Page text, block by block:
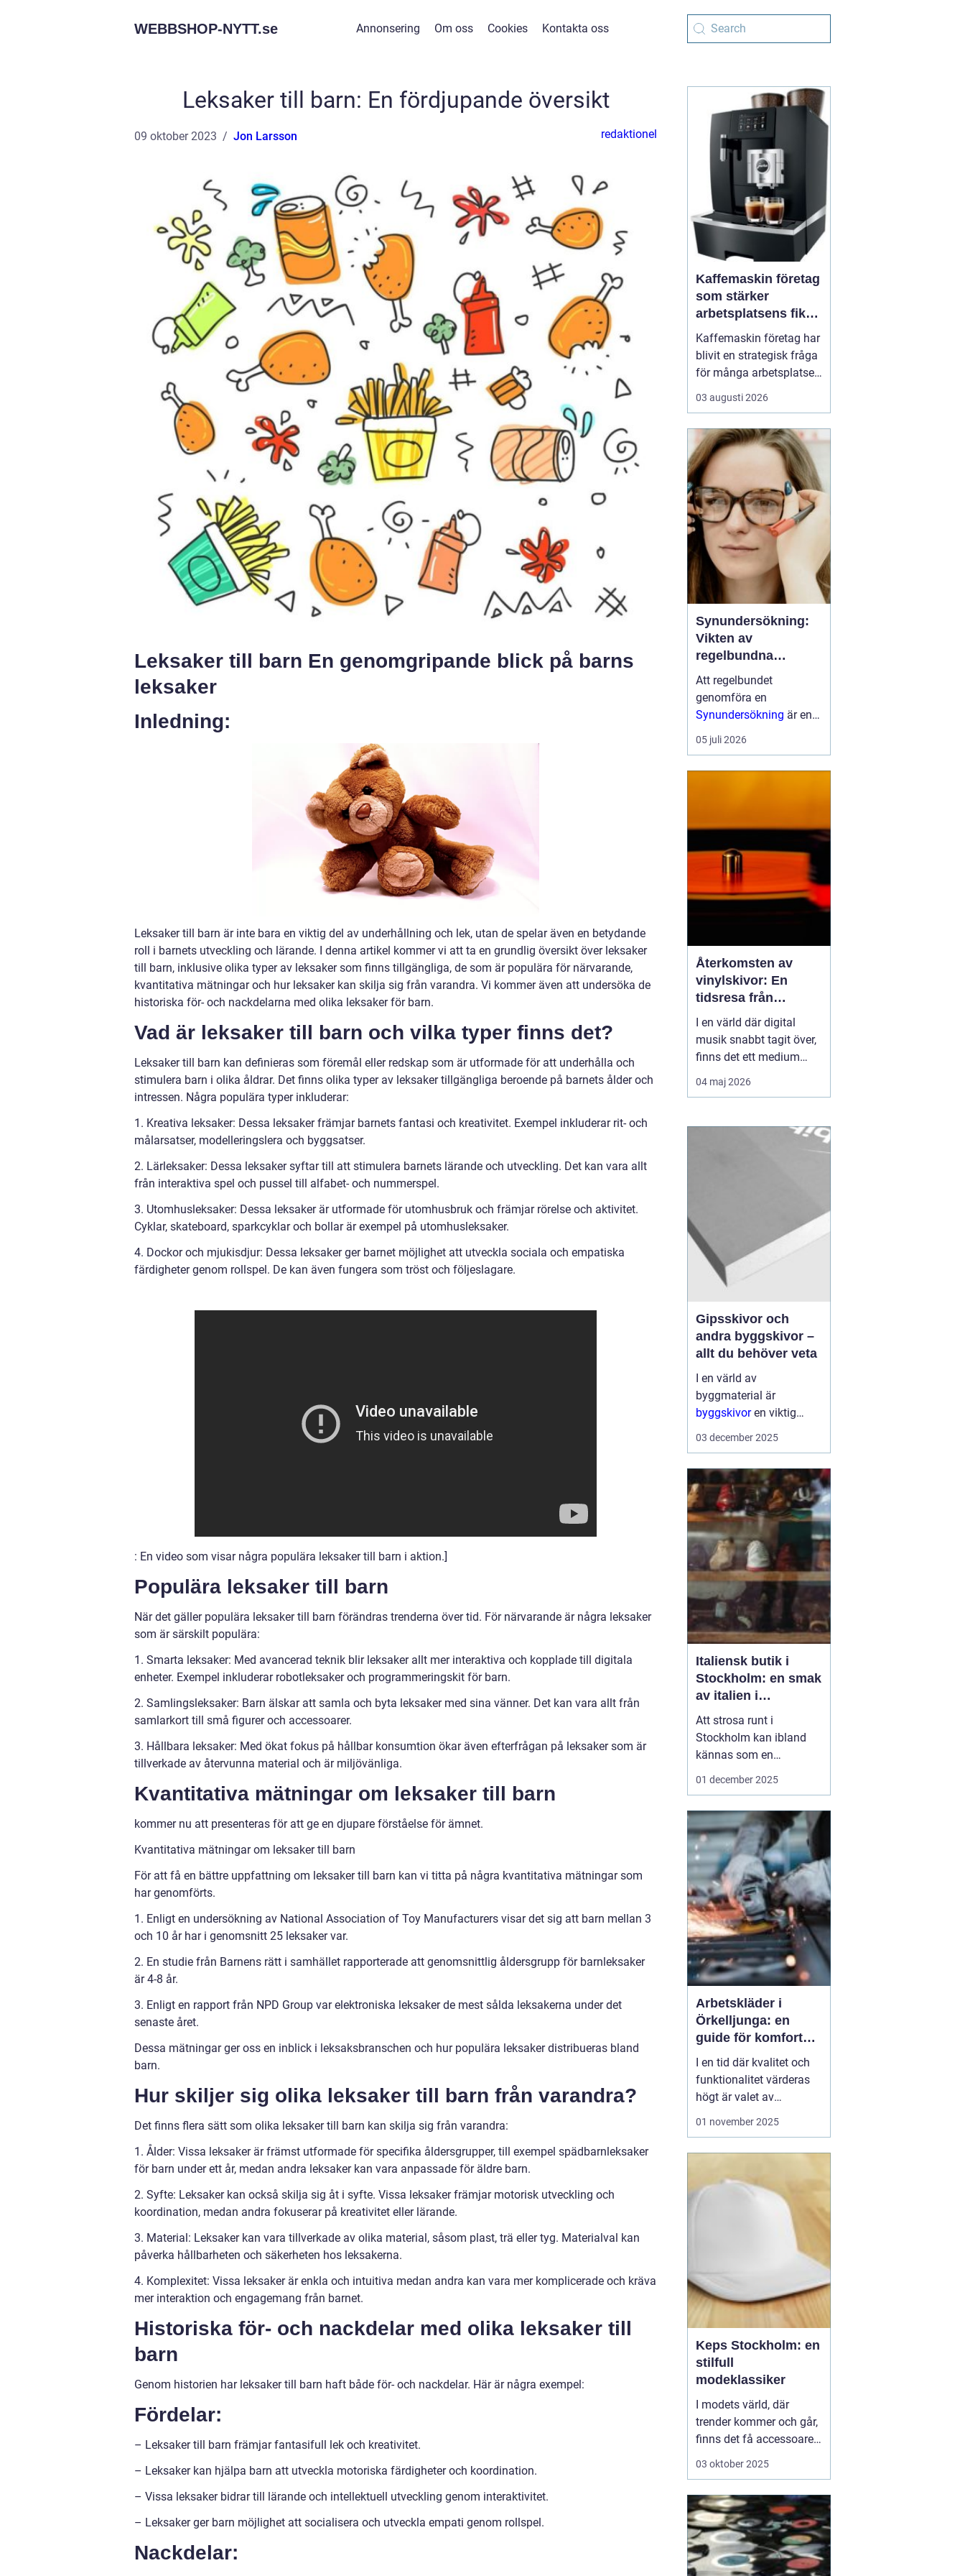
WEBBSHOP-NYTT.se Annonsering Om oss Cookies Kontakta oss
Leksaker till barn: En fördjupande översikt
09 oktober 2023 Jon Larsson redaktionel
Leksaker till barn En genomgripande blick på barns
leksaker
Inledning:
Leksaker till barn är inte bara en viktig del av underhållning och lek, utan de spelar även en betydande
roll i barnets utveckling och lärande. I denna artikel kommer vi att ta en grundlig översikt över leksaker
till barn, inklusive olika typer av leksaker som finns tillgängliga, de som är populära för närvarande,
kvantitativa mätningar och hur leksaker kan skilja sig från varandra. Vi kommer även att undersöka de
historiska för- och nackdelarna med olika leksaker för barn.
Vad är leksaker till barn och vilka typer finns det?
Leksaker till barn kan definieras som föremål eller redskap som är utformade för att underhålla och
stimulera barn i olika åldrar. Det finns olika typer av leksaker tillgängliga beroende på barnets ålder och
intressen. Några populära typer inkluderar:
1. Kreativa leksaker: Dessa leksaker främjar barnets fantasi och kreativitet. Exempel inkluderar rit- och
målarsatser, modelleringslera och byggsatser.
2. Lärleksaker: Dessa leksaker syftar till att stimulera barnets lärande och utveckling. Det kan vara allt
från interaktiva spel och pussel till alfabet- och nummerspel.
3. Utomhusleksaker: Dessa leksaker är utformade för utomhusbruk och främjar rörelse och aktivitet.
Cyklar, skateboard, sparkcyklar och bollar är exempel på utomhusleksaker.
4. Dockor och mjukisdjur: Dessa leksaker ger barnet möjlighet att utveckla sociala och empatiska
färdigheter genom rollspel. De kan även fungera som tröst och följeslagare.
: En video som visar några populära leksaker till barn i aktion.]
Populära leksaker till barn
När det gäller populära leksaker till barn förändras trenderna över tid. För närvarande är några leksaker
som är särskilt populära:
1. Smarta leksaker: Med avancerad teknik blir leksaker allt mer interaktiva och kopplade till digitala
enheter. Exempel inkluderar robotleksaker och programmeringskit för barn.
2. Samlingsleksaker: Barn älskar att samla och byta leksaker med sina vänner. Det kan vara allt från
samlarkort till små figurer och accessoarer.
3. Hållbara leksaker: Med ökat fokus på hållbar konsumtion ökar även efterfrågan på leksaker som är
tillverkade av återvunna material och är miljövänliga.
Kvantitativa mätningar om leksaker till barn
kommer nu att presenteras för att ge en djupare förståelse för ämnet.
Kvantitativa mätningar om leksaker till barn
För att få en bättre uppfattning om leksaker till barn kan vi titta på några kvantitativa mätningar som
har genomförts.
1. Enligt en undersökning av National Association of Toy Manufacturers visar det sig att barn mellan 3
och 10 år har i genomsnitt 25 leksaker var.
2. En studie från Barnens rätt i samhället rapporterade att genomsnittlig åldersgrupp för barnleksaker
är 4-8 år.
3. Enligt en rapport från NPD Group var elektroniska leksaker de mest sålda leksakerna under det
senaste året.
Dessa mätningar ger oss en inblick i leksaksbranschen och hur populära leksaker distribueras bland
barn.
Hur skiljer sig olika leksaker till barn från varandra?
Det finns flera sätt som olika leksaker till barn kan skilja sig från varandra:
1. Ålder: Vissa leksaker är främst utformade för specifika åldersgrupper, till exempel spädbarnleksaker
för barn under ett år, medan andra leksaker kan vara anpassade för äldre barn.
2. Syfte: Leksaker kan också skilja sig åt i syfte. Vissa leksaker främjar motorisk utveckling och
koordination, medan andra fokuserar på kreativitet eller lärande.
3. Material: Leksaker kan vara tillverkade av olika material, såsom plast, trä eller tyg. Materialval kan
påverka hållbarheten och säkerheten hos leksakerna.
4. Komplexitet: Vissa leksaker är enkla och intuitiva medan andra kan vara mer komplicerade och kräva
mer interaktion och engagemang från barnet.
Historiska för- och nackdelar med olika leksaker till
barn
Genom historien har leksaker till barn haft både för- och nackdelar. Här är några exempel:
Fördelar:
– Leksaker till barn främjar fantasifull lek och kreativitet.
– Leksaker kan hjälpa barn att utveckla motoriska färdigheter och koordination.
– Vissa leksaker bidrar till lärande och intellektuell utveckling genom interaktivitet.
– Leksaker ger barn möjlighet att socialisera och utveckla empati genom rollspel.
Nackdelar:
Kaffemaskin företag
som stärker
arbetsplatsens fika
och kultur
Kaffemaskin företag har
blivit en strategisk fråga
för många arbetsplatser,
inte bara en praktisk
detalj i fikarummet.
kaffet som en del av sin
kultur, sin
attraktionskraft som
arbetsgivare och sin
vardagliga effektivitet.
En ...
03 augusti 2026
Synundersökning:
Vikten av
regelbundna
undersökningar för
god ögonhälsa
Att regelbundet
genomföra en
Synundersökning är en
viktig del av att bevara
en god ögonhälsa.
05 juli 2026
Återkomsten av
vinylskivor: En
tidsresa från
nostalgi till nutid
I en värld där digital
musik snabbt tagit över,
finns det ett medium
som fortsätter att
fascinera: vinylskivor.
närapå försvann, har de
04 maj 2026
Gipsskivor och
andra byggskivor –
allt du behöver veta
I en värld av
byggmaterial är
byggskivoren viktig
komponent som ger
De är mångsidiga, hå...
03 december 2025
Italiensk butik i
Stockholm: en smak
av italien i
huvudstaden
Att strosa runt i
Stockholm kan ibland
kännas som en
promenad genom
från olika länder smälter
samman och skapar en
unik atmosfär i Sveriges
huvudstad. För den som
&a...
01 december 2025
Arbetskläder i
Örkelljunga: en
guide för komfort
och säkerhet
I en tid där kvalitet och
funktionalitet värderas
högt är valet av
arbetskläder en viktig del
01 november 2025
Keps Stockholm: en
stilfull
modeklassiker
I modets värld, där
trender kommer och går,
finns det få accessoarer
som har stått emot
sportutrustning till en
stilmarkör, kepsar finns
överallt och Stockholm...
03 oktober 2025